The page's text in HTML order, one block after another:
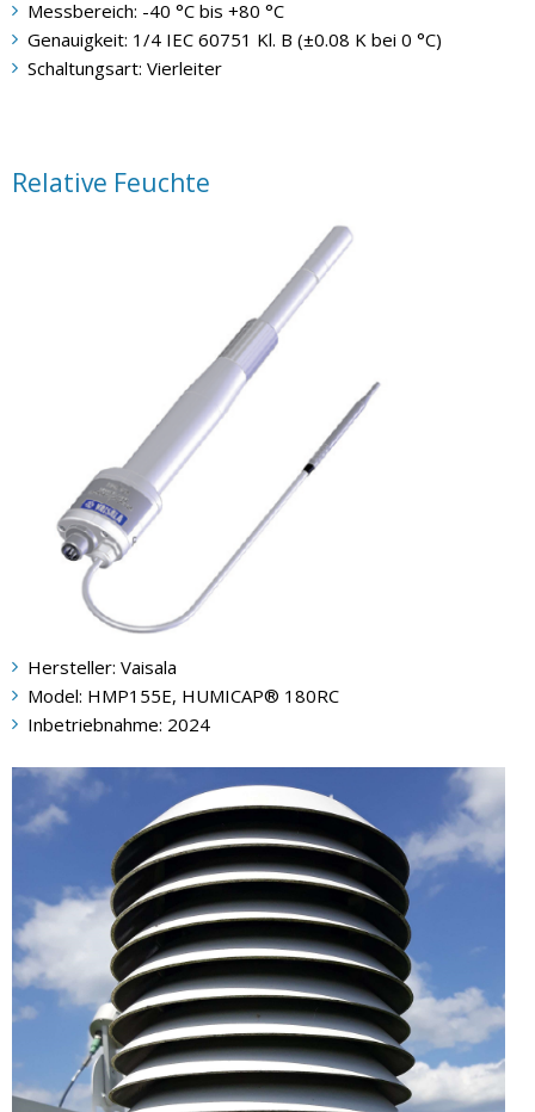
Messbereich: -40 °C bis +80 °C
Genauigkeit: 1/4 IEC 60751 Kl. B (±0.08 K bei 0 °C)
Schaltungsart: Vierleiter
Relative Feuchte
Hersteller: Vaisala
Model: HMP155E, HUMICAP® 180RC
Inbetriebnahme: 2024